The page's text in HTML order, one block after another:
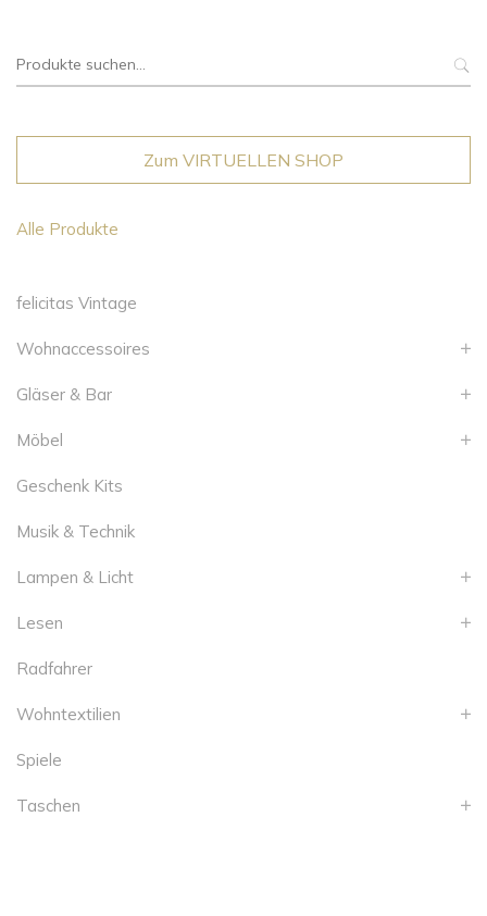
Suche
Zum VIRTUELLEN SHOP
Alle Produkte
felicitas Vintage
Wohnaccessoires
Gläser & Bar
Möbel
Geschenk Kits
Musik & Technik
Lampen & Licht
Lesen
Radfahrer
Wohntextilien
Spiele
Taschen